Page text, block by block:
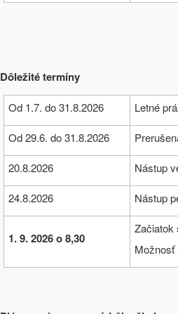
Dôležité termíny
Od 1.7. do 31.8.2026 Letné
Od 29.6. do 31.8.2026
20.8.2026 Nástup
24.8.2026 Nástup
1. 9. 2026 o 8,30
Začiatok
Možnosť